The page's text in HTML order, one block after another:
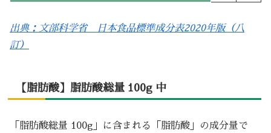
出典：文部科学省 日本食品標準成分表2020年版（八
訂）
【脂肪酸】脂肪酸総量 100g 中
「脂肪酸総量 100g」に含まれる「脂肪酸」の成分量で